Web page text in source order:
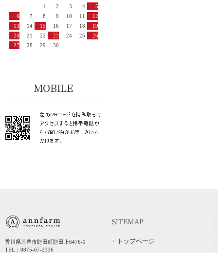
1
2 3 4
5
6
7 8 9 10 11
12
13
14 15 16 17 18
19
20
21 22 23 24 25
26
27
28 29 30
香川県三豊市財田町財田上6476-1
TEL：0875-67-2336
トップページ